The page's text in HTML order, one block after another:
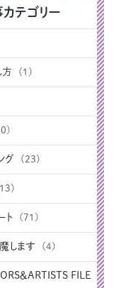
テゴリー
方 (1)
グ (23)
ト (71)
します (4)
＆ARTISTS FILE